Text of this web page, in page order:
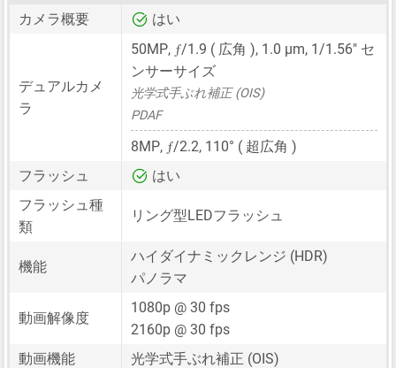
カメラ概要
はい
デュアルカメ
ラ
50MP, ƒ/1.9 ( 広角 ), 1.0 μm, 1/1.56" セ
ンサーサイズ
光学式手ぶれ補正 (OIS)
PDAF
8MP, ƒ/2.2, 110° ( 超広角 )
フラッシュ
はい
フラッシュ種
類
リング型LEDフラッシュ
機能
ハイダイナミックレンジ (HDR)
パノラマ
動画解像度
1080p @ 30 fps
2160p @ 30 fps
動画機能
光学式手ぶれ補正 (OIS)